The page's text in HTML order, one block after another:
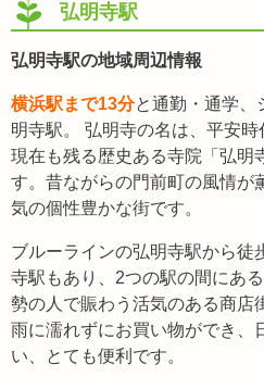
弘明寺駅
弘明寺駅の地域周辺情報
横浜駅まで13分と通勤・通学、
明寺駅。 弘明寺の名は、平安時
現在も残る歴史ある寺院「弘明
す。昔ながらの門前町の風情が
気の個性豊かな街です。
ブルーラインの弘明寺駅から徒
寺駅もあり、2つの駅の間にあ
勢の人で賑わう活気のある商店
雨に濡れずにお買い物ができ、
い、とても便利です。